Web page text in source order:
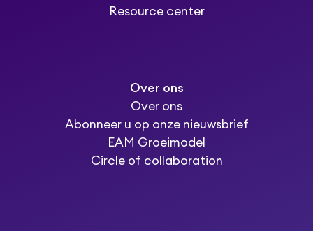
Resource center
Over ons
Over ons
Abonneer u op onze nieuwsbrief
EAM Groeimodel
Circle of collaboration